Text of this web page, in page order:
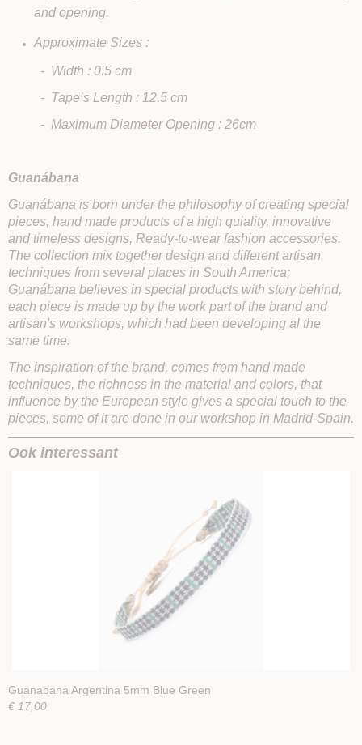
and opening.
Approximate Sizes :
- Width : 0.5 cm
- Tape’s Length : 12.5 cm
- Maximum Diameter Opening : 26cm
Guanábana
Guanábana is born under the philosophy of creating special
pieces, hand made products of a high quiality, innovative
and timeless designs, Ready-to-wear fashion accessories.
The collection mix together design and different artisan
techniques from several places in South America;
Guanábana believes in special products with story behind,
each piece is made up by the work part of the brand and
artisan's workshops, which had been developing al the
same time.
The inspiration of the brand, comes from hand made
techniques, the richness in the material and colors, that
influence by the European style gives a special touch to the
pieces, some of it are done in our workshop in Madrid-Spain.
Ook interessant
Guanabana Argentina 5mm Blue Green
€ 17,00